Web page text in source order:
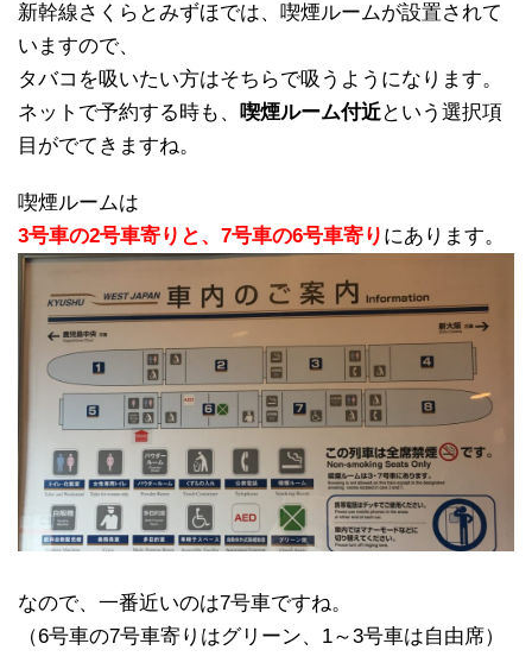
新幹線さくらとみずほでは、喫煙ルームが設置されて
いますので、
タバコを吸いたい方はそちらで吸うようになります。
ネットで予約する時も、 喫煙ルーム付近という選択項
目がでてきますね。
喫煙ルームは
3号車の2号車寄りと、7号車の6号車寄り にあります。
なので、一番近いのは7号車ですね。
（6号車の7号車寄りはグリーン、1～3号車は自由席）